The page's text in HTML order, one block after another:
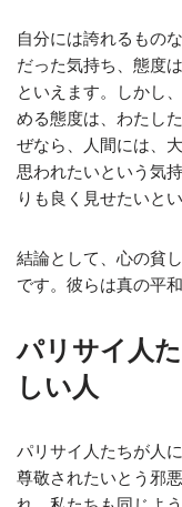
自分には誇れるもの
だった気持ち、態度
といえます。しかし
める態度は、わたし
ぜなら、人間には、
思われたいという気
りも良く見せたいと
結論として、心の貧
です。彼らは真の平
パリサイ人
しい人
パリサイ人たちが人
尊敬されたいとう邪